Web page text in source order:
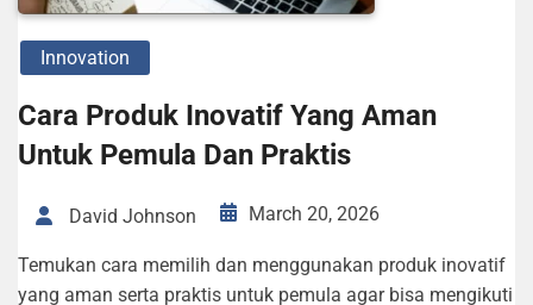
Innovation
Cara Produk Inovatif Yang Aman
Untuk Pemula Dan Praktis
David Johnson March 20, 2026
Temukan cara memilih dan menggunakan produk inovatif
yang aman serta praktis untuk pemula agar bisa mengikuti